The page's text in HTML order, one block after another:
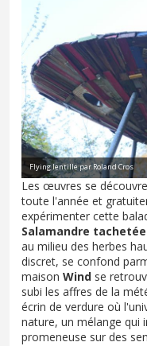
Flying lentille par Roland Cros
Les œuvres se
toute l'année et
expérimenter cette
Salamandre tachetée
au milieu des herbes
discret, se confond
maison Wind se
subi les affres de la
écrin de verdure où
nature, un mélange qui
promeneuse sur des